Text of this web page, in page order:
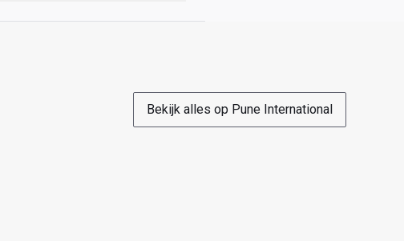
Bekijk alles op Pune International